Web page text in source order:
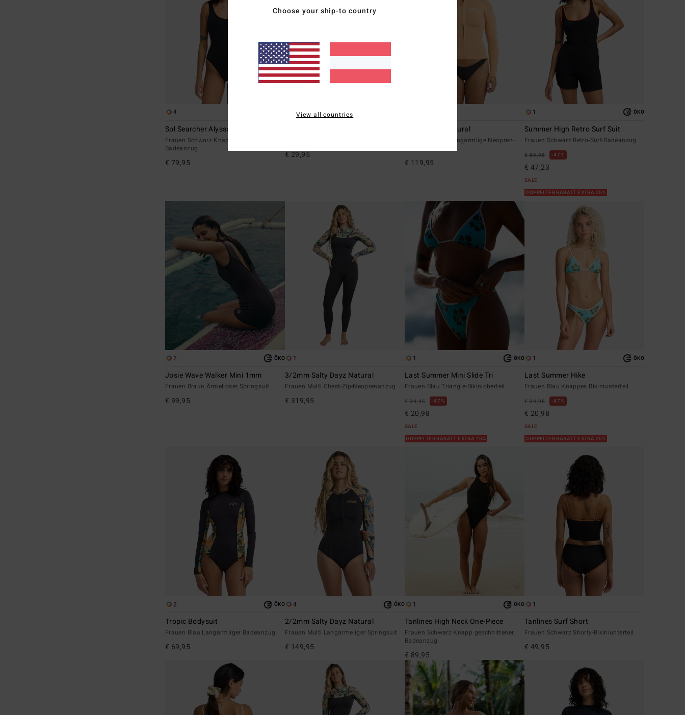
4
Sol Searcher Alyssa One-Piece
Frauen Schwarz Knapp geschnittener
Badeanzug
€ 79,95
6
€ 29,95
1mm Peeky Natural
Frauen Orange Langärmlige Neopren-
€ 119,95
1 ÖKO
Summer High Retro Surf Suit
Frauen Schwarz Retro-Surf-Badeanzug
€ 89,95 47%
€ 47,23
SALE
DOPPELTER RABATT EXTRA 25%
2 ÖKO
Josie Wave Walker Mini 1mm
Frauen Braun Ärmelloser Springsuit
€ 99,95
1
3/2mm Salty Dayz Natural
Frauen Multi Chest-Zip-Neoprenanzug
€ 319,95
1 ÖKO
Last Summer Mini Slide Tri
Frauen Blau Triangle-Bikinioberteil
€ 39,95 47%
€ 20,98
SALE
DOPPELTER RABATT EXTRA 25%
1 ÖKO
Last Summer Hike
Frauen Blau Knappes Bikiniunterteil
€ 39,95 47%
€ 20,98
SALE
DOPPELTER RABATT EXTRA 25%
2 ÖKO
Tropic Bodysuit
Frauen Blau Langärmliger Badeanzug
€ 69,95
4 ÖKO
2/2mm Salty Dayz Natural
Frauen Multi Langärmeliger Springsuit
€ 149,95
1 ÖKO
Tanlines High Neck One-Piece
Frauen Schwarz Knapp geschnittener
Badeanzug
€ 89,95
1
Tanlines Surf Short
Frauen Schwarz Shorty-Bikiniunterteil
€ 49,95
Choose your ship-to country
View all countries